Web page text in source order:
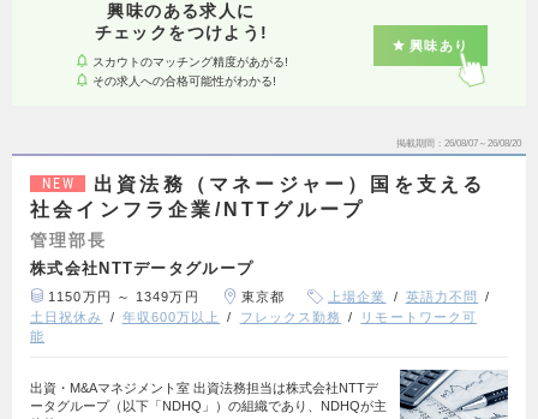
興味のある求人に
チェックをつけよう!
スカウトのマッチング精度があがる!
その求人への合格可能性がわかる!
興味あり
掲載期間 26/08/07～26/08/20
NEW
出資法務（マネージャー）国を支える
社会インフラ企業/NTTグループ
管理部長
株式会社NTTデータグループ
1150万円 ～ 1349万円 東京都 上場企業
英語力不問
土日祝休み
年収600万以上 フレックス勤務
リモートワーク可
能
出資・M&Aマネジメント室 出資法務担当は株式会社NTTデ
ータグループ（以下「NDHQ」）の組織であり、NDHQが主